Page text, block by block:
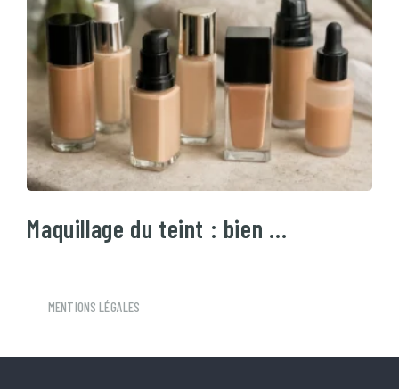
Maquillage du teint : bien …
MENTIONS LÉGALES